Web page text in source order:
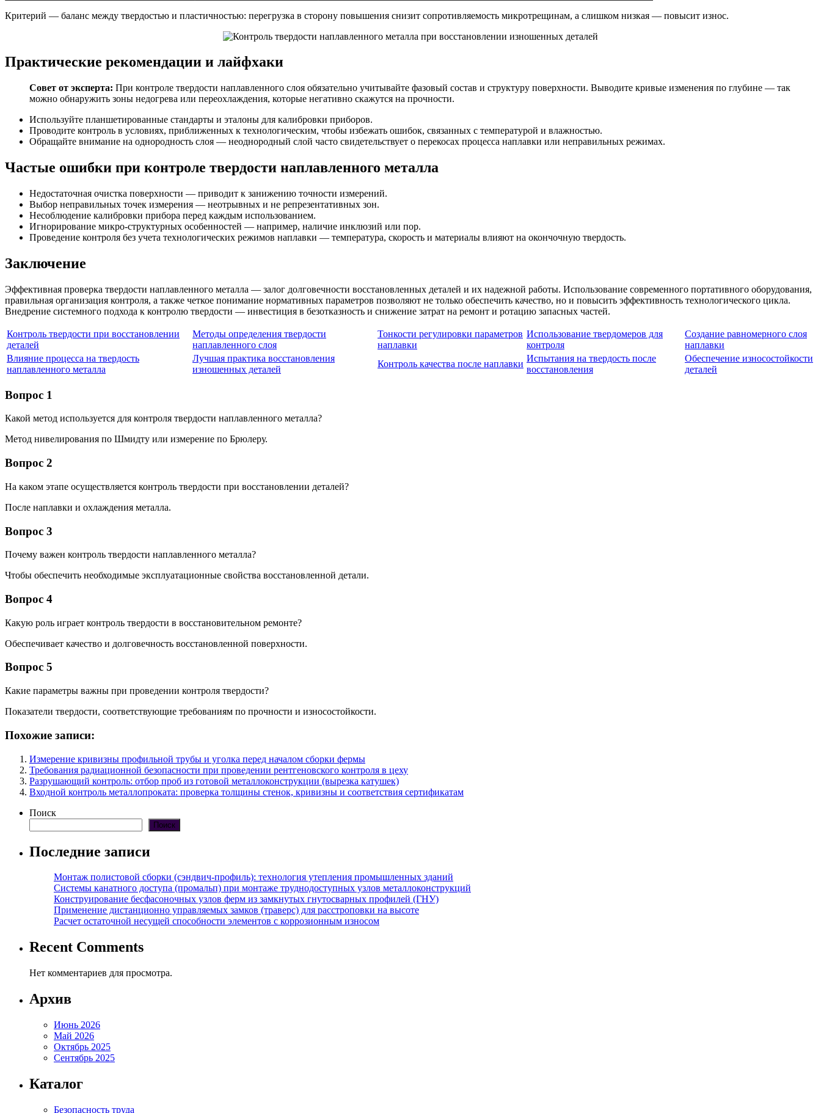
Критерий — баланс между твердостью и пластичностью: перегрузка в сторону повышения снизит сопротивляемость микротрещинам, а слишком низкая — повысит износ.
Практические рекомендации и лайфхаки
Совет от эксперта: При контроле твердости наплавленного слоя обязательно учитывайте фазовый состав и структуру поверхности. Выводите кривые изменения по глубине — так
можно обнаружить зоны недогрева или переохлаждения, которые негативно скажутся на прочности.
Используйте планшетированные стандарты и эталоны для калибровки приборов.
Проводите контроль в условиях, приближенных к технологическим, чтобы избежать ошибок, связанных с температурой и влажностью.
Обращайте внимание на однородность слоя — неоднородный слой часто свидетельствует о перекосах процесса наплавки или неправильных режимах.
Частые ошибки при контроле твердости наплавленного металла
Недостаточная очистка поверхности — приводит к занижению точности измерений.
Выбор неправильных точек измерения — неотрывных и не репрезентативных зон.
Несоблюдение калибровки прибора перед каждым использованием.
Игнорирование микро-структурных особенностей — например, наличие инклюзий или пор.
Проведение контроля без учета технологических режимов наплавки — температура, скорость и материалы влияют на окончочную твердость.
Заключение
Эффективная проверка твердости наплавленного металла — залог долговечности восстановленных деталей и их надежной работы. Использование современного портативного оборудования,
правильная организация контроля, а также четкое понимание нормативных параметров позволяют не только обеспечить качество, но и повысить эффективность технологического цикла.
Внедрение системного подхода к контролю твердости — инвестиция в безотказность и снижение затрат на ремонт и ротацию запасных частей.
Контроль твердости при восстановлении
деталей
Методы определения твердости
наплавленного слоя
Тонкости регулировки параметров
наплавки
Использование твердомеров для
контроля
Создание равномерного слоя
наплавки
Влияние процесса на твердость
наплавленного металла
Лучшая практика восстановления
изношенных деталей
Контроль качества после наплавки
Испытания на твердость после
восстановления
Обеспечение износостойкости
деталей
Вопрос 1
Какой метод используется для контроля твердости наплавленного металла?
Метод нивелирования по Шмидту или измерение по Брюлеру.
Вопрос 2
На каком этапе осуществляется контроль твердости при восстановлении деталей?
После наплавки и охлаждения металла.
Вопрос 3
Почему важен контроль твердости наплавленного металла?
Чтобы обеспечить необходимые эксплуатационные свойства восстановленной детали.
Вопрос 4
Какую роль играет контроль твердости в восстановительном ремонте?
Обеспечивает качество и долговечность восстановленной поверхности.
Вопрос 5
Какие параметры важны при проведении контроля твердости?
Показатели твердости, соответствующие требованиям по прочности и износостойкости.
Похожие записи:
Измерение кривизны профильной трубы и уголка перед началом сборки фермы
Требования радиационной безопасности при проведении рентгеновского контроля в цеху
Разрушающий контроль: отбор проб из готовой металлоконструкции (вырезка катушек)
Входной контроль металлопроката: проверка толщины стенок, кривизны и соответствия сертификатам
Поиск
Поиск
Последние записи
Монтаж полистовой сборки (сэндвич-профиль): технология утепления промышленных зданий
Системы канатного доступа (промальп) при монтаже труднодоступных узлов металлоконструкций
Конструирование бесфасоночных узлов ферм из замкнутых гнутосварных профилей (ГНУ)
Применение дистанционно управляемых замков (траверс) для расстроповки на высоте
Расчет остаточной несущей способности элементов с коррозионным износом
Recent Comments
Нет комментариев для просмотра.
Архив
Июнь 2026
Май 2026
Октябрь 2025
Сентябрь 2025
Каталог
Безопасность труда